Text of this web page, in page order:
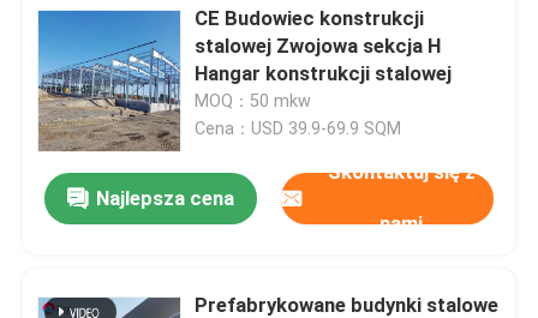
O nas
Wycieczka po fabryce
Kontrola jakości
Skontaktuj się z nami
CE Budowiec konstrukcji
stalowej Zwojowa sekcja H
Hangar konstrukcji stalowej
MOQ：50 mkw
Cena：USD 39.9-69.9 SQM
Najlepsza cena
Skontaktuj się z
nami
Prefabrykowane budynki stalowe